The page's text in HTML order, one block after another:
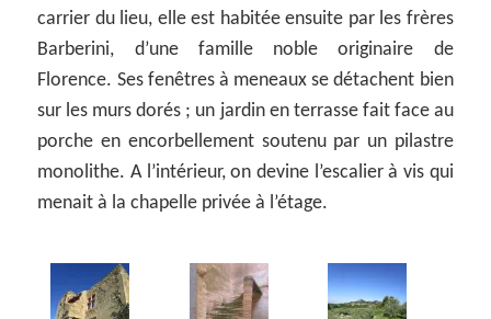
carrier du lieu, elle est habitée ensuite par les frères
Barberini, d’une famille noble originaire de
Florence. Ses fenêtres à meneaux se détachent bien
sur les murs dorés ; un jardin en terrasse fait face au
porche en encorbellement soutenu par un pilastre
monolithe. A l’intérieur, on devine l’escalier à vis qui
menait à la chapelle privée à l’étage.